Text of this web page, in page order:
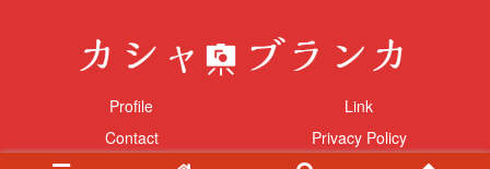
Profile
Link
Contact
Privacy Policy